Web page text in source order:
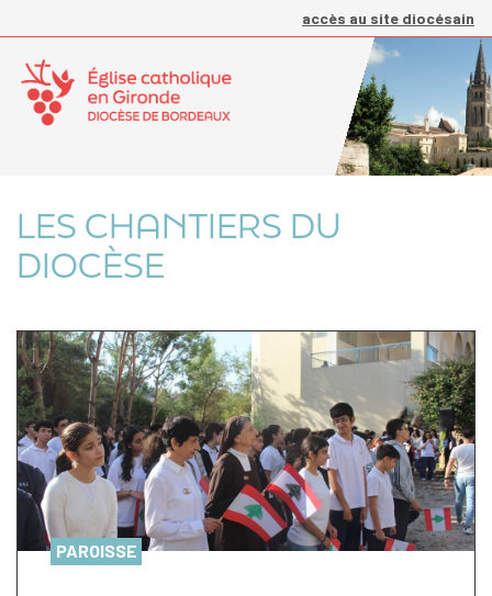
accès au site diocésain
LES CHANTIERS DU
DIOCÈSE
PAROISSE